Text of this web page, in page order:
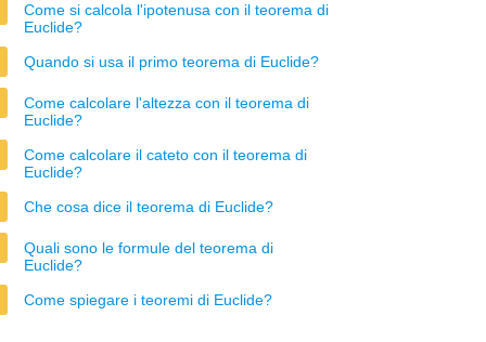
Come si calcola l'ipotenusa con il teorema di
Euclide?
Quando si usa il primo teorema di Euclide?
Come calcolare l'altezza con il teorema di
Euclide?
Come calcolare il cateto con il teorema di
Euclide?
Che cosa dice il teorema di Euclide?
Quali sono le formule del teorema di
Euclide?
Come spiegare i teoremi di Euclide?